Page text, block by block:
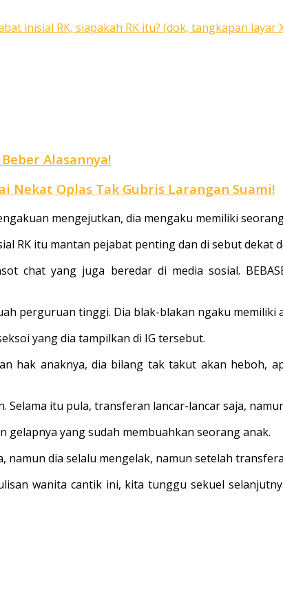
inisial RK, siapakah RK itu? (dok, tangkapan layar
Alasannya!
Nekat Oplas Tak Gubris Larangan Suami!
mengejutkan, dia mengaku memiliki
RK itu mantan pejabat penting dan di sebut dekat
chat yang juga beredar di media sosial.
perguruan tinggi. Dia blak-blakan ngaku memiliki
yang dia tampilkan di IG tersebut.
hak anaknya, dia bilang tak takut akan heboh,
itu pula, transferan lancar-lancar saja,
yang sudah membuahkan seorang anak.
namun dia selalu mengelak, namun setelah
wanita cantik ini, kita tunggu sekuel